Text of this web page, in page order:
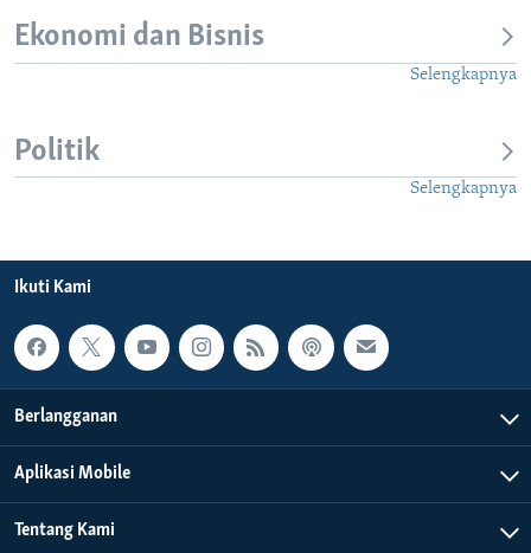
Ekonomi dan Bisnis
Selengkapnya
Politik
Selengkapnya
Ikuti Kami
Berlangganan
Aplikasi Mobile
Tentang Kami